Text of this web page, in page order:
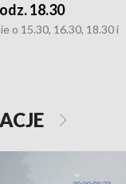
18.30
o 15.30, 16.30, 18.30 i